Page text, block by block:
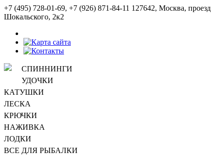
+7 (495) 728-01-69, +7 (926) 871-84-11 127642, Москва, проезд
Шокальского, 2к2
СПИННИНГИ
УДОЧКИ
КАТУШКИ
ЛЕСКА
КРЮЧКИ
НАЖИВКА
ЛОДКИ
ВСЕ ДЛЯ РЫБАЛКИ